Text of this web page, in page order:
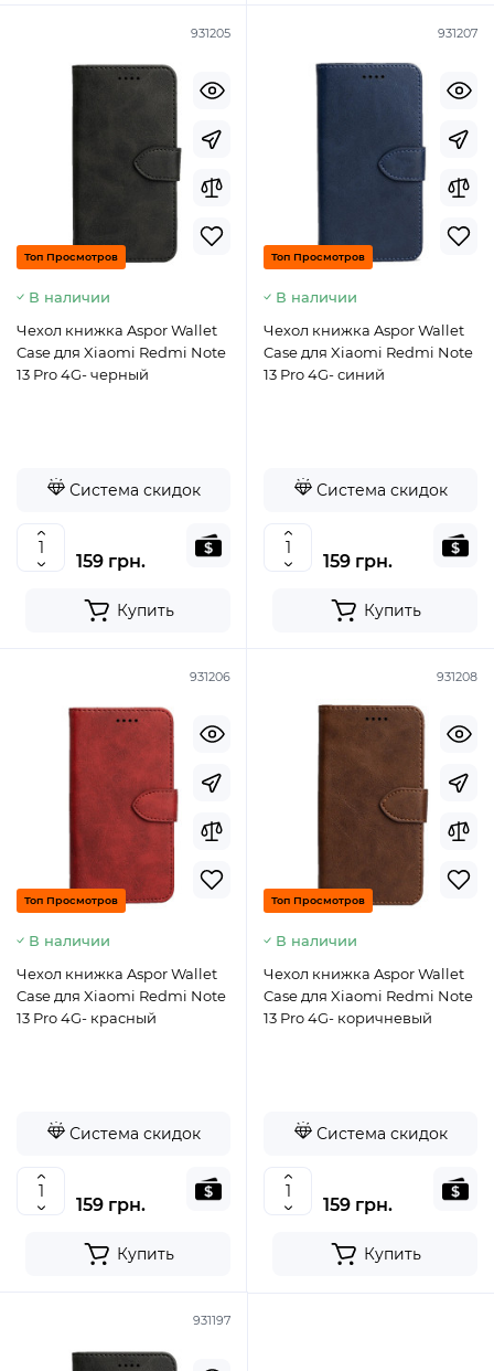
931205
Топ Просмотров
В наличии
Чехол книжка Aspor Wallet
Case для Xiaomi Redmi Note
13 Pro 4G- черный
Система скидок
159 грн.
Купить
931207
Топ Просмотров
В наличии
Чехол книжка Aspor Wallet
Case для Xiaomi Redmi Note
13 Pro 4G- синий
Система скидок
159 грн.
Купить
931206
Топ Просмотров
В наличии
Чехол книжка Aspor Wallet
Case для Xiaomi Redmi Note
13 Pro 4G- красный
Система скидок
159 грн.
Купить
931208
Топ Просмотров
В наличии
Чехол книжка Aspor Wallet
Case для Xiaomi Redmi Note
13 Pro 4G- коричневый
Система скидок
159 грн.
Купить
931197